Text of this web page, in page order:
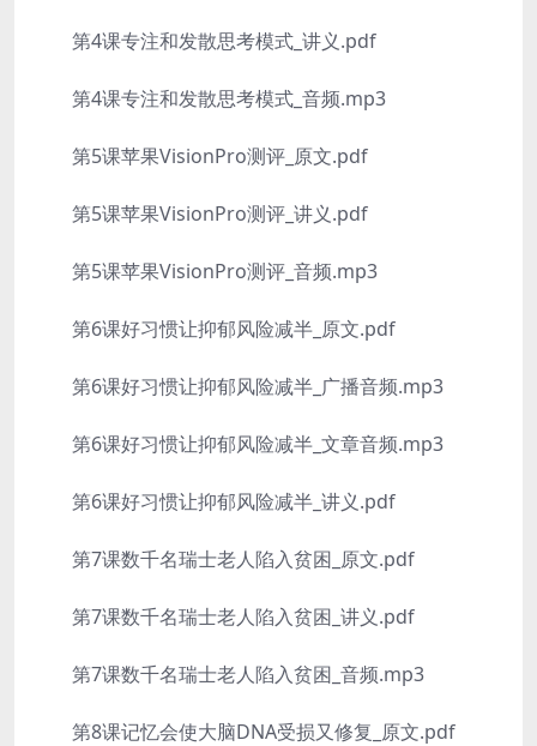
第4课专注和发散思考模式_讲义.pdf
第4课专注和发散思考模式_音频.mp3
第5课苹果VisionPro测评_原文.pdf
第5课苹果VisionPro测评_讲义.pdf
第5课苹果VisionPro测评_音频.mp3
第6课好习惯让抑郁风险减半_原文.pdf
第6课好习惯让抑郁风险减半_广播音频.mp3
第6课好习惯让抑郁风险减半_文章音频.mp3
第6课好习惯让抑郁风险减半_讲义.pdf
第7课数千名瑞士老人陷入贫困_原文.pdf
第7课数千名瑞士老人陷入贫困_讲义.pdf
第7课数千名瑞士老人陷入贫困_音频.mp3
第8课记忆会使大脑DNA受损又修复_原文.pdf